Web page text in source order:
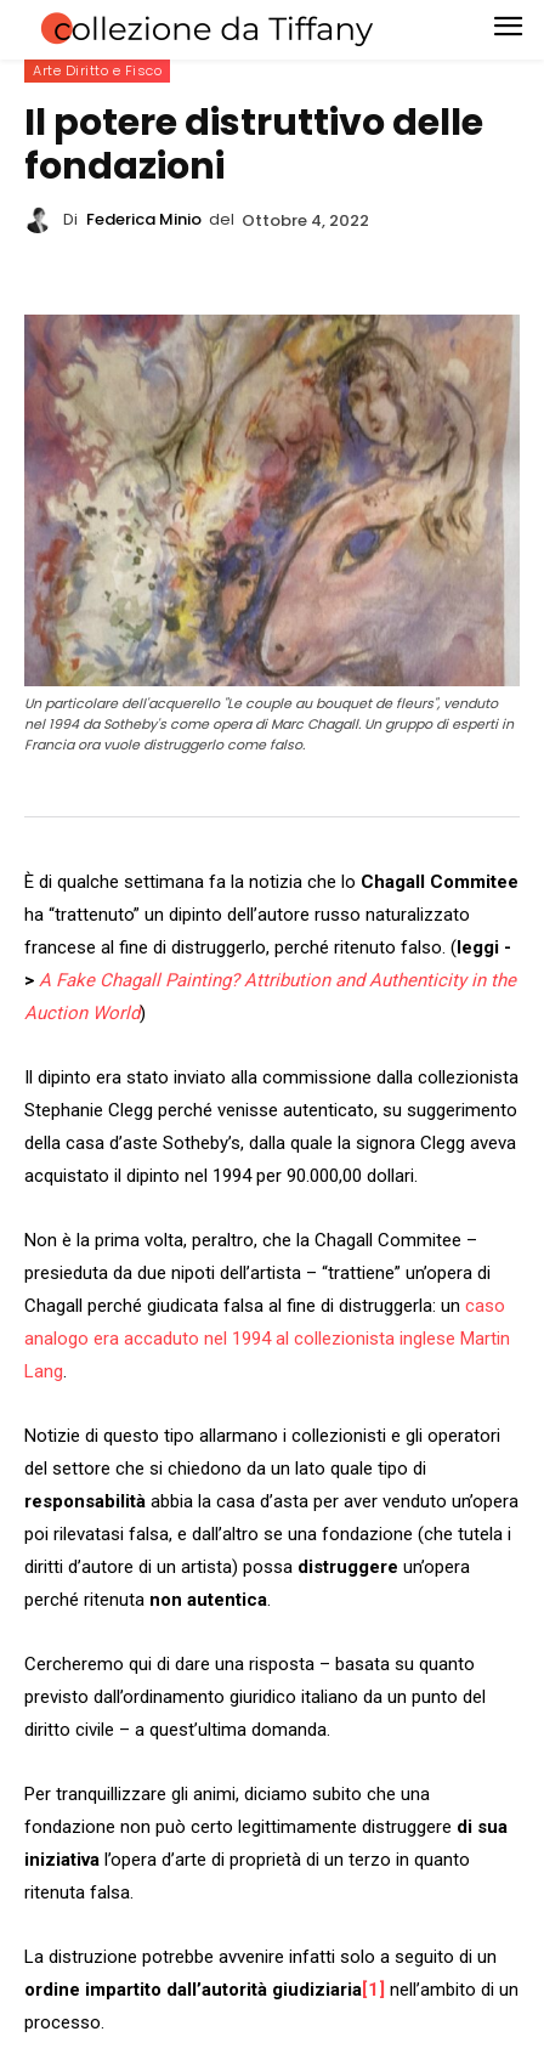
Arte Diritto e Fisco
Il potere distruttivo delle
fondazioni
Di Federica Minio del Ottobre 4, 2022
Un particolare dell'acquerello "Le couple au bouquet de fleurs", venduto
nel 1994 da Sotheby's come opera di Marc Chagall. Un gruppo di esperti in
Francia ora vuole distruggerlo come falso.
È di qualche settimana fa la notizia che lo Chagall Commitee
ha “trattenuto” un dipinto dell’autore russo naturalizzato
francese al fine di distruggerlo, perché ritenuto falso. (leggi -
> A Fake Chagall Painting? Attribution and Authenticity in the
Auction World)
Il dipinto era stato inviato alla commissione dalla collezionista
Stephanie Clegg perché venisse autenticato, su suggerimento
della casa d’aste Sotheby’s, dalla quale la signora Clegg aveva
acquistato il dipinto nel 1994 per 90.000,00 dollari.
Non è la prima volta, peraltro, che la Chagall Commitee –
presieduta da due nipoti dell’artista – “trattiene” un’opera di
Chagall perché giudicata falsa al fine di distruggerla: un caso
analogo era accaduto nel 1994 al collezionista inglese Martin
Lang.
Notizie di questo tipo allarmano i collezionisti e gli operatori
del settore che si chiedono da un lato quale tipo di
responsabilità abbia la casa d’asta per aver venduto un’opera
poi rilevatasi falsa, e dall’altro se una fondazione (che tutela i
diritti d’autore di un artista) possa distruggere un’opera
perché ritenuta non autentica.
Cercheremo qui di dare una risposta – basata su quanto
previsto dall’ordinamento giuridico italiano da un punto del
diritto civile – a quest’ultima domanda.
Per tranquillizzare gli animi, diciamo subito che una
fondazione non può certo legittimamente distruggere di sua
iniziativa l’opera d’arte di proprietà di un terzo in quanto
ritenuta falsa.
La distruzione potrebbe avvenire infatti solo a seguito di un
ordine impartito dall’autorità giudiziaria[1] nell’ambito di un
processo.